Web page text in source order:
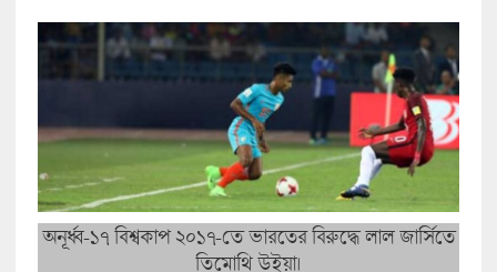
অনূর্ধ্ব-১৭ বিশ্বকাপ ২০১৭-তে ভারতের বিরুদ্ধে লাল জার্সিতে
তিমোথি উইয়া।